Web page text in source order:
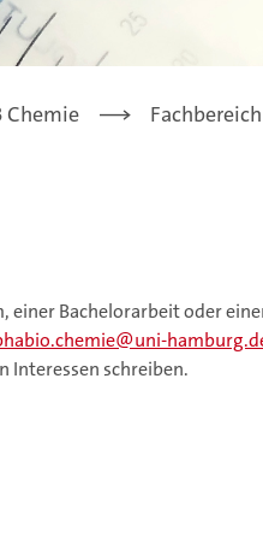
Chemie
einer Bachelorarbeit oder
uni-
Interessen schreiben.